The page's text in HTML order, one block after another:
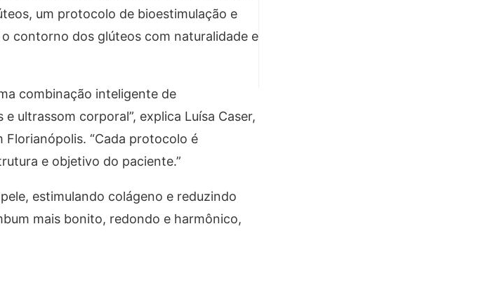
um protocolo de bioestimulação e
contorno dos glúteos com naturalidade e
combinação inteligente de
ultrassom corporal”, explica Luísa Caser,
Florianópolis. “Cada protocolo é
e objetivo do paciente.”
estimulando colágeno e reduzindo
mais bonito, redondo e harmônico,